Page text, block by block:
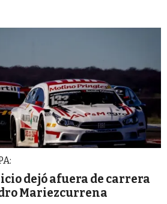
dejó afuera de carrera
Mariezcurrena